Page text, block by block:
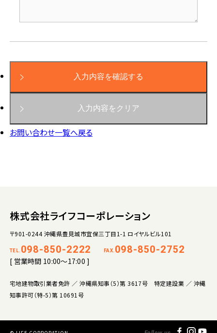
お問い合わせ一覧へ戻る
株式会社ライフコーポレーション
〒901-0244 沖縄県豊見城市宜保三丁目1-1 ロイヤルビル101
TEL. 098-850-2222 FAX. 098-850-2752
[ 営業時間 10:00～17:00 ]
宅地建物取引業者免許 ／ 沖縄県知事（5）第 3617号 特定建設業 ／ 沖縄
知事許可（特-5）第 10691号